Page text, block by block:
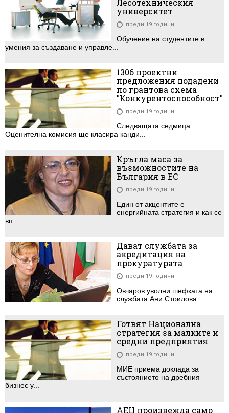
Лесотехническия
университет
преди 19 години
Обучение на студентите в
умения за създаване и управле...
1306 проектни
предложения подадени
по грантова схема
"Конкурентоспособност"
преди 19 години
Следващата седмица
Оценителна комисия ще класира канди...
Кръгла маса за
възможностите на
България в ЕС
преди 19 години
Един от акцентите е
енергийната стратегия и как се
вп...
Дават службата за
акредитация на
прокуратурата
преди 19 години
Овчаров уволни шефката на
службата Ани Стоилова
Готвят Национална
стратегия за малките и
средни предприятия
преди 19 години
МИЕ приема доклада за
състоянието на дребния
бизнес у...
АЕЦ произвежда само